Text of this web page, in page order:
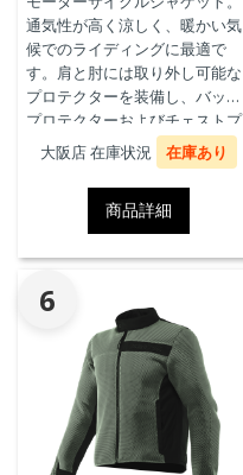
通気性が高く涼しく、暖かい気
候でのライディングに最適で
す。肩と肘には取り外し可能な
プロテクターを装備し、バック
プロテクターおよびチェストプ
ロテクターにも対応していま
す。
大阪店 在庫状況 在庫あり
商品詳細
6